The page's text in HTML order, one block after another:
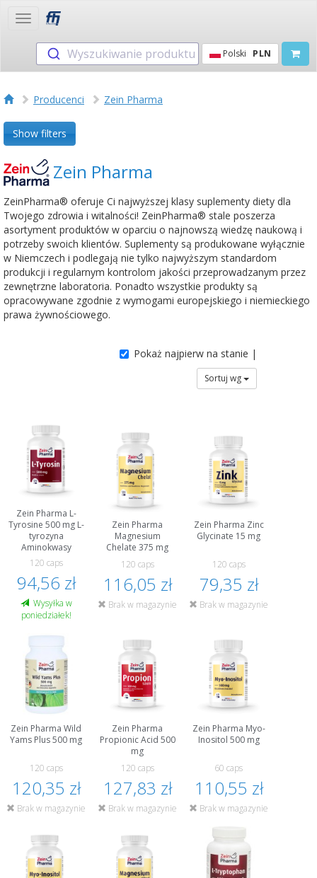
Toggle
Wyszukiwanie produktu Polski PLN
Producenci Zein Pharma
Show filters
Zein Pharma
ZeinPharma® oferuje Ci najwyższej klasy suplementy diety dla
Twojego zdrowia i witalności! ZeinPharma® stale poszerza
asortyment produktów w oparciu o najnowszą wiedzę naukową i
potrzeby swoich klientów. Suplementy są produkowane wyłącznie
w Niemczech i podlegają nie tylko najwyższym standardom
produkcji i regularnym kontrolom jakości przeprowadzanym przez
zewnętrzne laboratoria. Ponadto wszystkie produkty są
opracowywane zgodnie z wymogami europejskiego i niemieckiego
prawa żywnościowego.
Pokaż najpierw na stanie |
Sortuj wg
Zein Pharma L-
Tyrosine 500 mg L-
tyrozyna
Aminokwasy
120 caps
94,56 zł
Wysyłka w
poniedziałek!
Zein Pharma
Magnesium
Chelate 375 mg
120 caps
116,05 zł
Brak w magazynie
Zein Pharma Zinc
Glycinate 15 mg
120 caps
79,35 zł
Brak w magazynie
Zein Pharma Wild
Yams Plus 500 mg
120 caps
120,35 zł
Brak w magazynie
Zein Pharma
Propionic Acid 500
mg
120 caps
127,83 zł
Brak w magazynie
Zein Pharma Myo-
Inositol 500 mg
60 caps
110,55 zł
Brak w magazynie